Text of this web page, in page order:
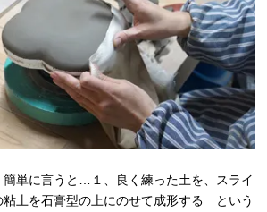
簡単に言うと…１、良く練った土を、スライ
土を石膏型の上にのせて成形する という